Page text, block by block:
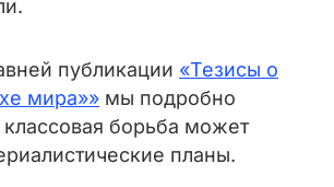
публикации «Тезисы о
мира»» мы подробно
классовая борьба может
планы.